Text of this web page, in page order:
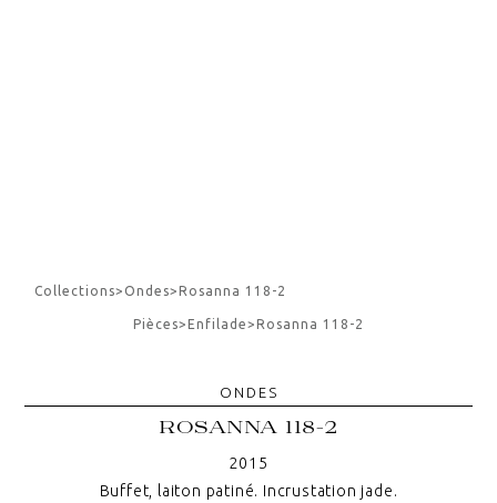
Collections> Ondes>Rosanna 118-2
Pièces>Enfilade>Rosanna 118-2
ONDES
ROSANNA 118-2
2015
Buffet, laiton patiné. Incrustation jade.